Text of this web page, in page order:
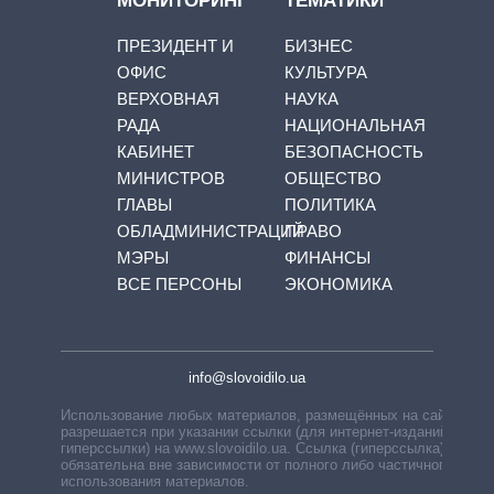
ПРЕЗИДЕНТ И
ОФИС
ВЕРХОВНАЯ
РАДА
КАБИНЕТ
МИНИСТРОВ
ГЛАВЫ
ОБЛАДМИНИСТРАЦИЙ
МЭРЫ
ВСЕ ПЕРСОНЫ
БИЗНЕС
КУЛЬТУРА
НАУКА
НАЦИОНАЛЬНАЯ
БЕЗОПАСНОСТЬ
ОБЩЕСТВО
ПОЛИТИКА
ПРАВО
ФИНАНСЫ
ЭКОНОМИКА
info@slovoidilo.ua
Использование любых материалов, размещённых на сайте,
разрешается при указании ссылки (для интернет-изданий —
гиперссылки) на www.slovoidilo.ua. Ссылка (гиперссылка)
обязательна вне зависимости от полного либо частичного
использования материалов.